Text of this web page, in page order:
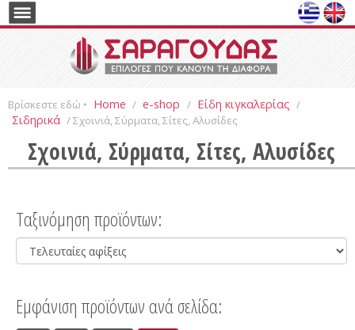
Βρίσκεστε εδώ ‣ Home / e-shop / Είδη κιγκαλερίας /
Σιδηρικά / Σχοινιά, Σύρματα, Σίτες, Αλυσίδες
Σχοινιά, Σύρματα, Σίτες, Αλυσίδες
Ταξινόμηση προϊόντων:
Εμφάνιση προϊόντων ανά σελίδα: